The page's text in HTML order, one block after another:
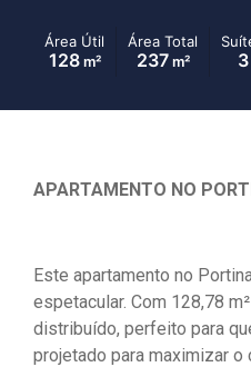
Área Útil
128m²
Área Total
237m² 3
APARTAMENTO NO
Este apartamento no
espetacular. Com 128,78
distribuído, perfeito para
projetado para maximizar